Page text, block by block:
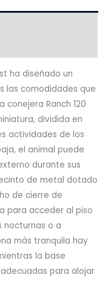
ha diseñado un
las comodidades que
conejera Ranch 120
dividida en
actividades de los
el animal puede
durante sus
de metal dotado
de cierre de
para acceder al piso
nocturnas o a
más tranquila hay
la base
para alojar